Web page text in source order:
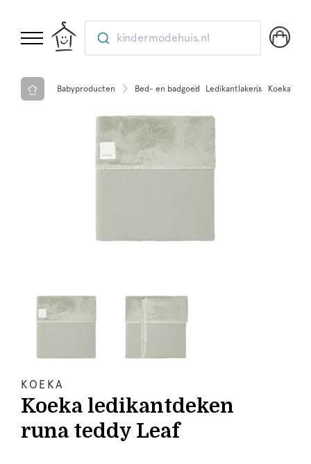
kindermodehuis.nl
Babyproducten Bed- en badgoed Ledikantlakens Koeka
KOEKA
Koeka ledikantdeken
runa teddy Leaf